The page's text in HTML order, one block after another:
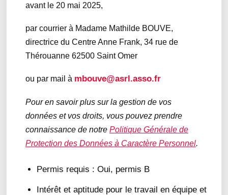
avant le 20 mai 2025,
par courrier à Madame Mathilde BOUVE,
directrice du Centre Anne Frank, 34 rue de
Thérouanne 62500 Saint Omer
ou par mail à mbouve@asrl.asso.fr
Pour en savoir plus sur la gestion de vos
données et vos droits, vous pouvez prendre
connaissance de notre Politique Générale de
Protection des Données à Caractère Personnel.
Permis requis : Oui, permis B
Intérêt et aptitude pour le travail en équipe et